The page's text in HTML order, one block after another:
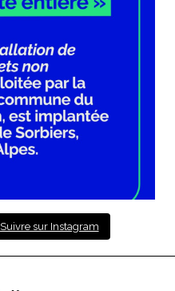
Suivre sur Instagram